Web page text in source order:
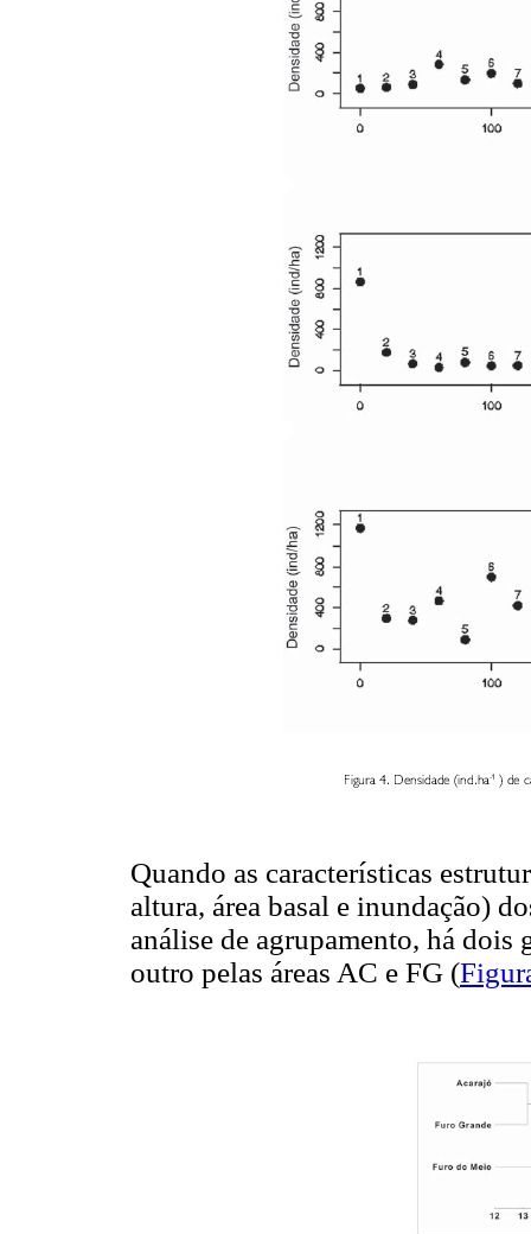
Quando as características
altura, área basal e inundação)
análise de agrupamento, há
outro pelas áreas AC e FG (